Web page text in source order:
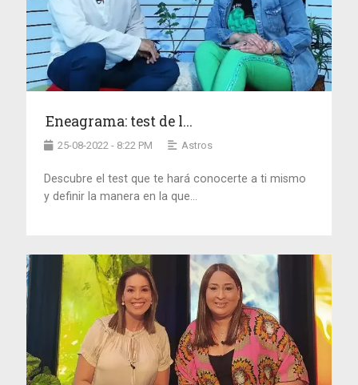
Eneagrama: test de l...
25-08-2022 - 8:22 PM Astros
Descubre el test que te hará conocerte a ti mismo
y definir la manera en la que...